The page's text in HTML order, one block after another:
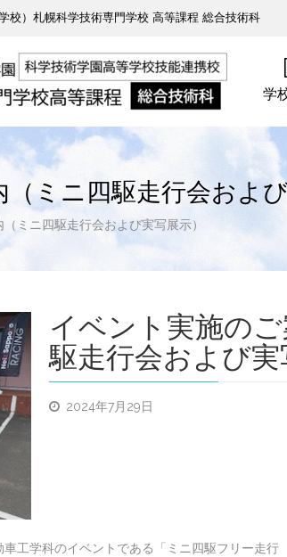
校）札幌科学技術専門学校 高等課程 総合技術科
学
ミニ四駆走行会およ
ミニ四駆走行会および実写展示）
イベント実施の
駆走行会および実
2024年7月29日
工学科のイベントである「ミニ四駆フリー走行